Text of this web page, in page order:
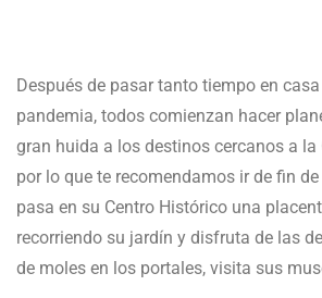
Después de pasar tanto tiempo en
pandemia, todos comienzan hacer
gran huida a los destinos cercanos a la
por lo que te recomendamos ir de fin
pasa en su Centro Histórico una
recorriendo su jardín y disfruta de las
de moles en los portales, visita sus